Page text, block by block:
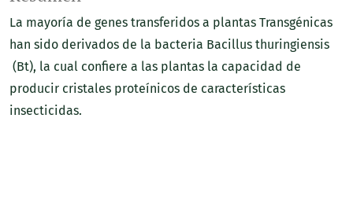
La mayoría de genes transferidos a plantas Transgénicas
han sido derivados de la bacteria Bacillus thuringiensis
(Bt), la cual confiere a las plantas la capacidad de
producir cristales proteínicos de características
insecticidas.